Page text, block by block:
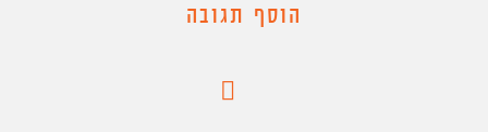
הוסף תגובה